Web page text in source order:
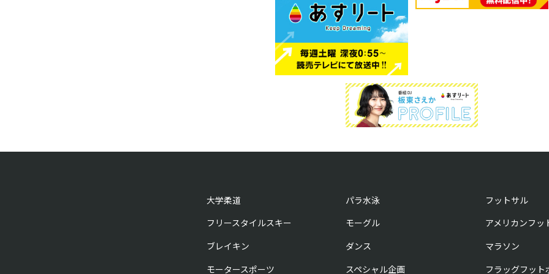
大学柔道 パラ水泳
フットサル
フリースタイルスキー
モーグル
アメリカンフッ
ブレイキン
ダンス
マラソン
モータースポーツ
スペシャル企画 フラッグフット